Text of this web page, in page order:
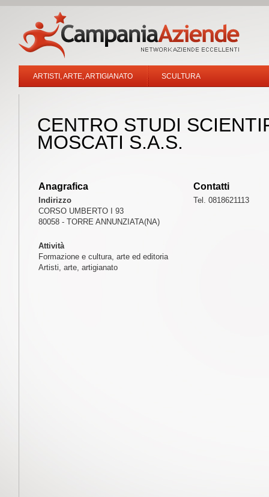
ARTISTI, ARTE, ARTIGIANATO SCULTURA
CENTRO STUDI
MOSCATI S.A.S.
Anagrafica
Indirizzo
CORSO UMBERTO I 93
80058 - TORRE ANNUNZIATA(NA)
Contatti
Tel. 0818621113
Attività
Formazione e cultura, arte ed editoria
Artisti, arte, artigianato